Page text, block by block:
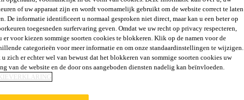
of uw apparaat zijn en wordt voornamelijk gebruikt om de website correct te laten
De informatie identificeert u normaal gesproken niet direct, maar kan u een beter op
toegesneden surfervaring geven. Omdat we uw recht op privacy respecteren,
er voor kiezen sommige soorten cookies te blokkeren. Klik op de namen voor de
categorieën voor meer informatie en om onze standaardinstellingen te wijzigen.
u zich er echter wel van bewust dat het blokkeren van sommige soorten cookies uw
van de website en de door ons aangeboden diensten nadelig kan beïnvloeden.